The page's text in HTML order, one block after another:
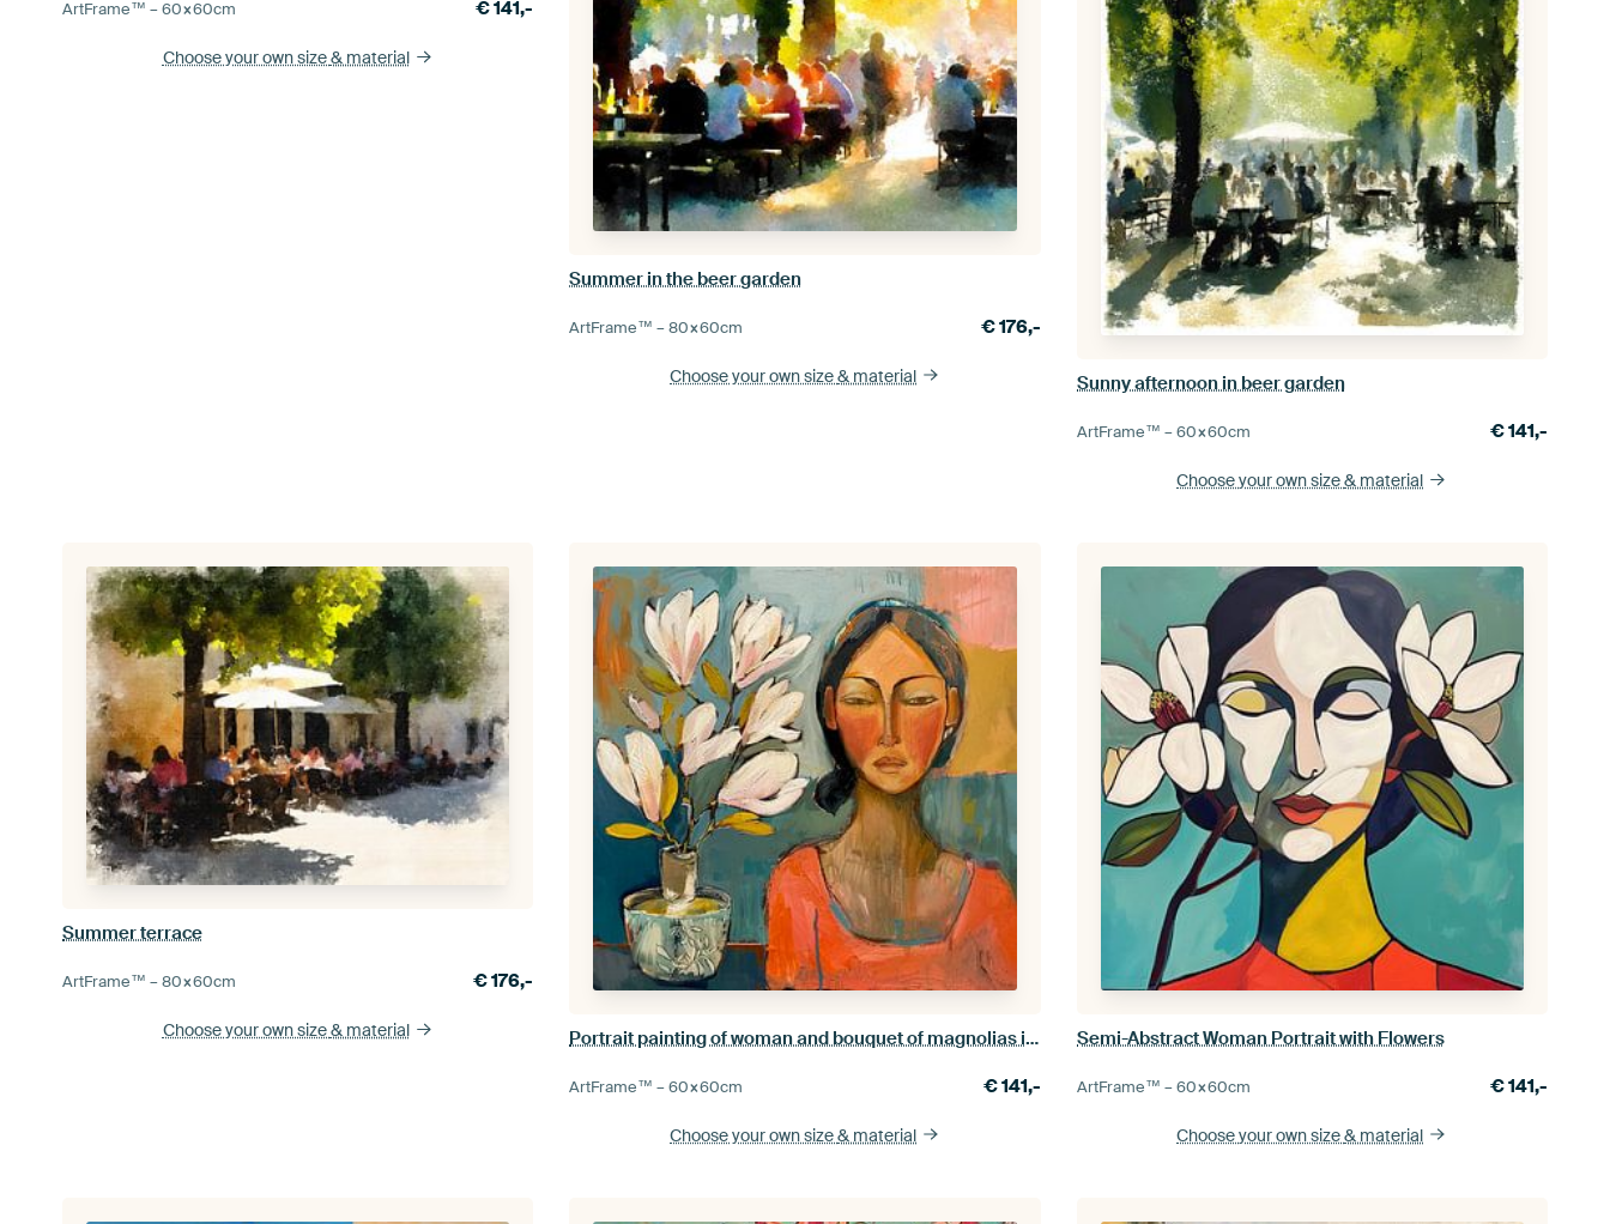
ArtFrame™ –60×60cm €141,-
Choose your own size& material
Summer in the beer garden
ArtFrame™ –80×60cm €176,-
Choose your own size& material Sunny afternoon in beer garden
ArtFrame™ –60×60cm €141,-
Choose your own size& material
Summer terrace
ArtFrame™ –80×60cm €176,-
Choose your own size& material Portrait painting of woman and bouquet of magnolias in vase
ArtFrame™ –60×60cm €141,-
Choose your own size& material
Semi-Abstract Woman Portrait with Flowers
ArtFrame™ –60×60cm €141,-
Choose your own size& material